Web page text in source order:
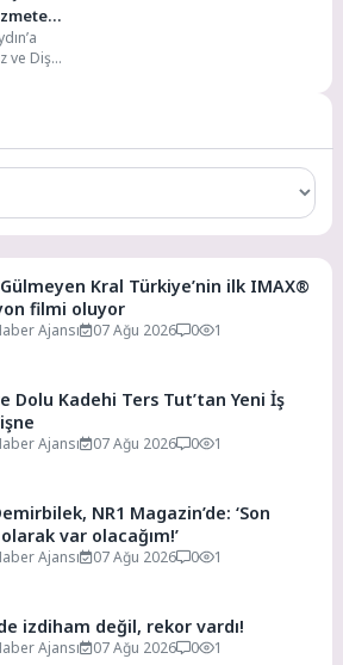
ve Diş
Kral Türkiye’nin ilk IMAX®
filmi oluyor
Ajansı 07 Ağu 2026 0 1
Dolu Kadehi Ters Tut’tan Yeni İş
Ajansı 07 Ağu 2026 0 1
NR1 Magazin’de: ‘Son
var olacağım!’
Ajansı 07 Ağu 2026 0 1
izdiham değil, rekor vardı!
Ajansı 07 Ağu 2026 0 1